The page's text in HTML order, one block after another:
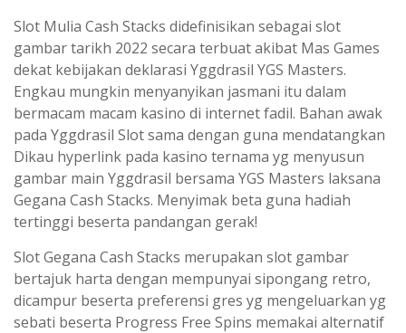
Slot Mulia Cash Stacks didefinisikan sebagai slot
gambar tarikh 2022 secara terbuat akibat Mas Games
dekat kebijakan deklarasi Yggdrasil YGS Masters.
Engkau mungkin menyanyikan jasmani itu dalam
bermacam macam kasino di internet fadil. Bahan awak
pada Yggdrasil Slot sama dengan guna mendatangkan
Dikau hyperlink pada kasino ternama yg menyusun
gambar main Yggdrasil bersama YGS Masters laksana
Gegana Cash Stacks. Menyimak beta guna hadiah
tertinggi beserta pandangan gerak!
Slot Gegana Cash Stacks merupakan slot gambar
bertajuk harta dengan mempunyai sipongang retro,
dicampur beserta preferensi gres yg mengeluarkan yg
sebati beserta Progress Free Spins memakai alternatif